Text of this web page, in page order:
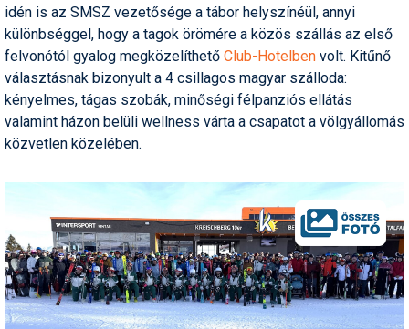
Portálinfo
Rajzok
Síbérletárak
Síbörze
Sífelszerelés
Sífutás
Síléc
Símánia
idén is az SMSZ vezetősége a tábor helyszínéül, annyi
különbséggel, hogy a tagok örömére a közös szállás az első
felvonótól gyalog megközelíthető Club-Hotelben volt. Kitűnő
választásnak bizonyult a 4 csillagos magyar szálloda:
kényelmes, tágas szobák, minőségi félpanziós ellátás
valamint házon belüli wellness várta a csapatot a völgyállomás
közvetlen közelében.